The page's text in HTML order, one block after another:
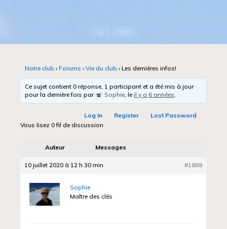
AccueilSujet
Notre club › Forums › Vie du club › Les dernières infos!
Ce sujet contient 0 réponse, 1 participant et a été mis à jour
pour la dernière fois par
Sophie, leil y a 6 années.
Log In Register
Lost Password
Vous lisez 0 fil de discussion
Auteur Messages
10 juillet 2020 à 12 h 30 min #1869
Sophie
Maître des clés